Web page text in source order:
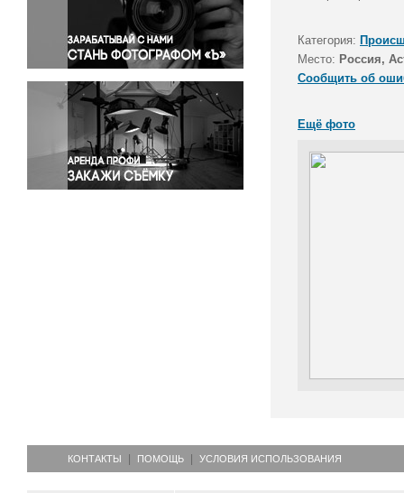
Правосудие
Происшествия и конфликты
Религия
Светская жизнь
Спорт
Экология
Экономика и бизнес
Категория:
Место: Россия,
Сообщить об
Ещё фото
КОНТАКТЫ ПОМОЩЬ УСЛОВИЯ ИСПОЛЬЗОВАНИЯ